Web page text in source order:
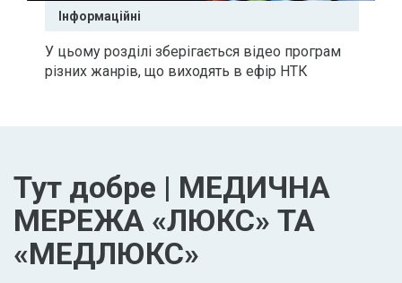
Інформаційні
У цьому розділі зберігається відео програм
різних жанрів, що виходять в ефір НТК
Тут добре | МЕДИЧНА
МЕРЕЖА «ЛЮКС» ТА
«МЕДЛЮКС»